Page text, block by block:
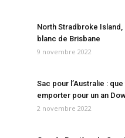
North Stradbroke Island,
blanc de Brisbane
9 novembre 2022
Sac pour l’Australie : que
emporter pour un an
2 novembre 2022